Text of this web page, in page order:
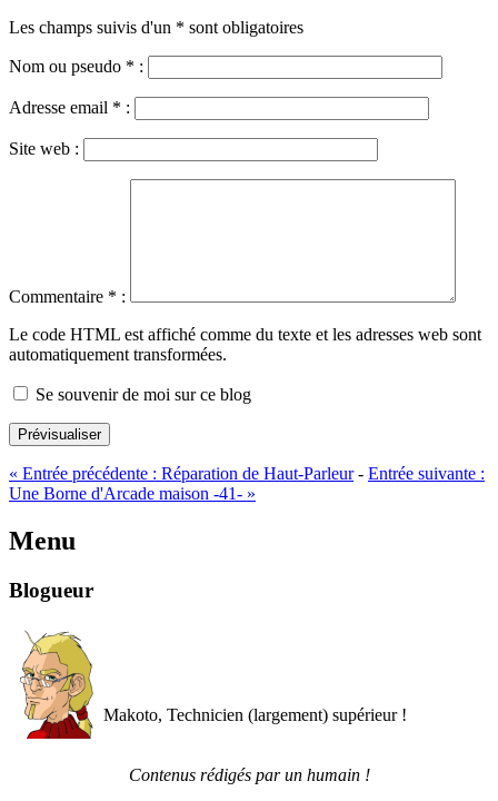
Les champs suivis d'un * sont obligatoires
Nom ou pseudo * :
Adresse email * :
Site web :
Commentaire * :
Le code HTML est affiché comme du texte et les adresses web sont
automatiquement transformées.
Se souvenir de moi sur ce blog
Prévisualiser
« Entrée précédente : Réparation de Haut-Parleur - Entrée suivante :
Une Borne d'Arcade maison -41- »
Menu
Blogueur
Makoto, Technicien (largement) supérieur !
Contenus rédigés par un humain !